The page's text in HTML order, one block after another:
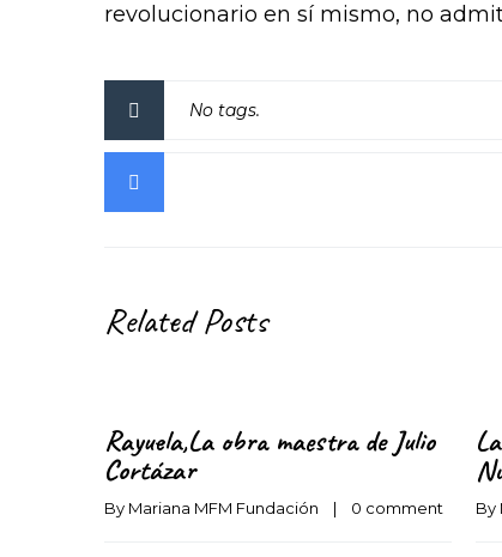
revolucionario en sí mismo, no
No tags.
Related Posts
Rayuela,La obra maestra de Julio
Cortázar
By Mariana MFM Fundación
    |
0 comment By